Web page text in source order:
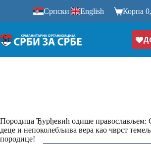
Српски| English Корпа
Породица Ђурђевић одише православљем:
деце и непоколебљива вера као чврст
породице!